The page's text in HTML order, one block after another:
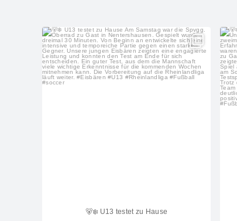
sf_eisbachtal_nachwuchs
Aug. 4
🐻‍❄️ U13 testet zu Hause